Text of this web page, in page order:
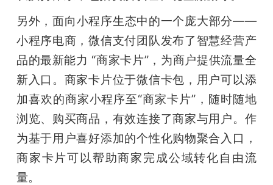
另外，面向小程序生态中的一个庞大部分——
小程序电商，微信支付团队发布了智慧经营产
品的最新能力 “商家卡片”，为商户提供流量全
新入口。商家卡片位于微信卡包，用户可以添
加喜欢的商家小程序至“商家卡片”，随时随地
浏览、购买商品，有效连接了商家与用户。作
为基于用户喜好添加的个性化购物聚合入口，
商家卡片可以帮助商家完成公域转化自由流
量。